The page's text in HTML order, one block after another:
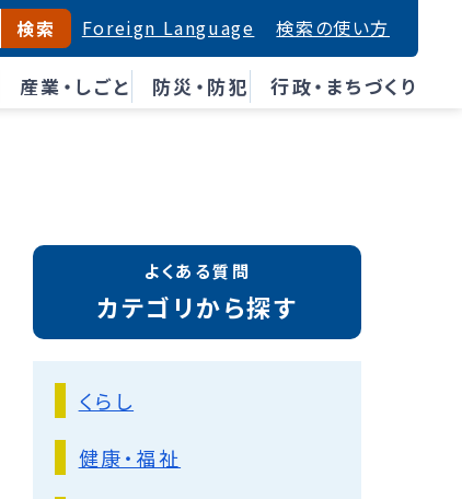
産業・しごと 防災・防犯 行政・まちづくり
検索 Foreign Language 検索の使い方
よくある質問
カテゴリから探す
くらし
健康・福祉